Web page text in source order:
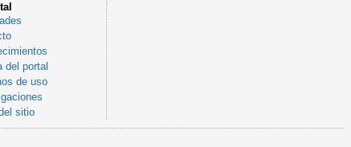
del portal
de uso
sitio